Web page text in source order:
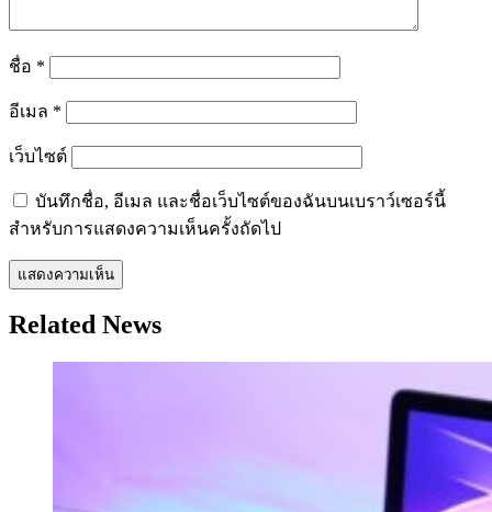
ชื่อ *
อีเมล *
เว็บไซต์
บันทึกชื่อ, อีเมล และชื่อเว็บไซต์ของฉันบนเบราว์เซอร์นี้
สำหรับการแสดงความเห็นครั้งถัดไป
Related News